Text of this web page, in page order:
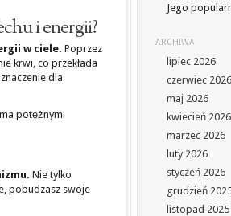
i energii?
w ciele. Poprzez
krwi, co przekłada
dla
potężnymi
Nie tylko
pobudzasz swoje
Jego
ARCHIWA
lipiec 2026
czerwiec 2026
maj 2026
kwiecień 2026
marzec 2026
luty 2026
styczeń 2026
grudzień
listopad 2025